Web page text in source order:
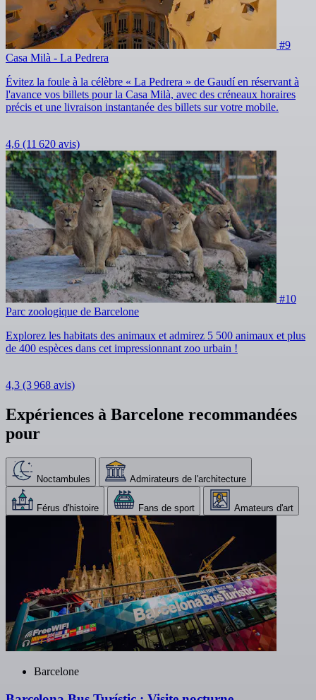
#9
Casa Milà - La Pedrera
Évitez la foule à la célèbre « La Pedrera » de Gaudí en réservant à
l'avance vos billets pour la Casa Milà, avec des créneaux horaires
précis et une livraison instantanée des billets sur votre mobile.
4,6 (11 620 avis)
#10
Parc zoologique de Barcelone
Explorez les habitats des animaux et admirez 5 500 animaux et plus
de 400 espèces dans cet impressionnant zoo urbain !
4,3 (3 968 avis)
Expériences à Barcelone recommandées
pour
Noctambules Admirateurs de l'architecture
Férus d'histoire Fans de sport Amateurs d'art
Barcelone